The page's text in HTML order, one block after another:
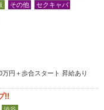
その他 セクキャバ
万円＋歩合スタート 昇給あり
!!